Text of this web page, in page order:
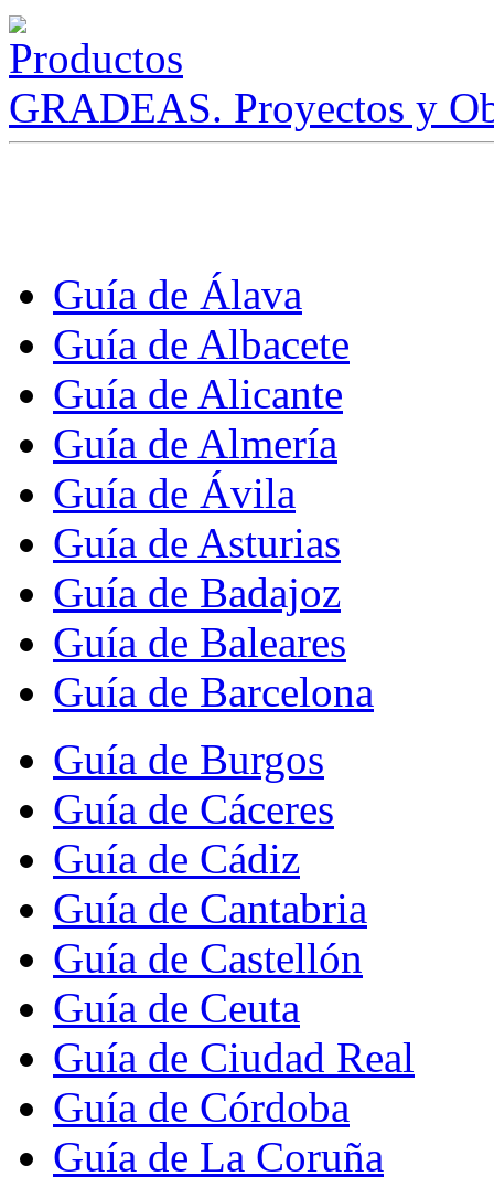
GRADEAS. Proyectos y
Guía de Álava
Guía de Albacete
Guía de Alicante
Guía de Almería
Guía de Ávila
Guía de Asturias
Guía de Badajoz
Guía de Baleares
Guía de Barcelona
Guía de Burgos
Guía de Cáceres
Guía de Cádiz
Guía de Cantabria
Guía de Castellón
Guía de Ceuta
Guía de Ciudad Real
Guía de Córdoba
Guía de La Coruña